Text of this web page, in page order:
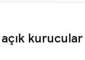
kurucular